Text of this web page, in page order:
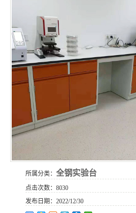
所属分类： 全钢实验台
点击次数： 8030
发布日期： 2022/12/30